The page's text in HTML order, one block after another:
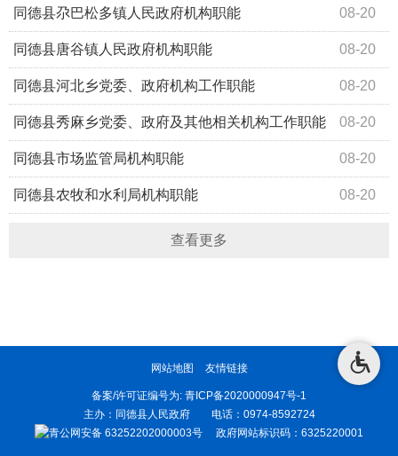
08-20
同德县尕巴松多镇人民政府机构职能
08-20
同德县唐谷镇人民政府机构职能
08-20
同德县河北乡党委、政府机构工作职能
08-20
同德县秀麻乡党委、政府及其他相关机构工作职能
08-20
同德县市场监管局机构职能
08-20
​同德县农牧和水利局机构职能
查看更多
网站地图 友情链接
备案/许可证编号为: 青ICP备2020000947号-1
主办：同德县人民政府 电话：0974-8592724
青公网安备 63252202000003号 政府网站标识码：6325220001